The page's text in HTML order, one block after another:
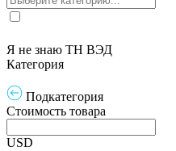
Я не знаю ТН ВЭД
Категория
Подкатегория
Стоимость товара
USD